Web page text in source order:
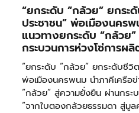
“ยกระดับ “กล้วย” ยกระ
ประชาชน” พ่อเมืองนคร
แนวทางยกระดับ “กล้วย
กระบวนการห่วงโซ่การผ
“ยกระดับ “กล้วย” ยกระดับชีวิ
พ่อเมืองนครพนม นำภาคีเครือ
“กล้วย” สู่ความยั่งยืน ผ่านกระ
“จากใบตองกล้วยธรรมดา สู่มูล